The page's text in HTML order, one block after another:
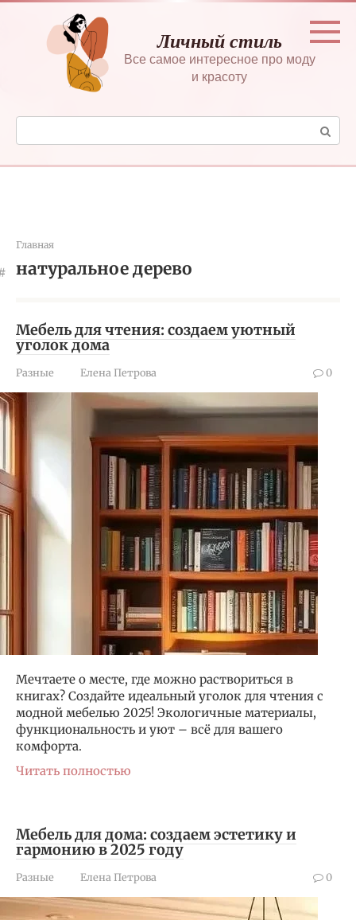
Перейти
контенту
Личный стиль
Все самое интересное про моду
и красоту
Поиск:
Главная
натуральное дерево
Мебель для чтения: создаем уютный
уголок дома
Разные Елена Петрова 0
Мечтаете о месте, где можно раствориться в
книгах? Создайте идеальный уголок для чтения с
модной мебелью 2025! Экологичные материалы,
функциональность и уют – всё для вашего
комфорта.
Читать полностью
Мебель для дома: создаем эстетику и
гармонию в 2025 году
Разные Елена Петрова 0